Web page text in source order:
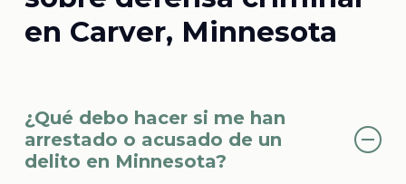
en Carver, Minnesota
¿Qué debo hacer si me han
arrestado o acusado de un
delito en Minnesota?